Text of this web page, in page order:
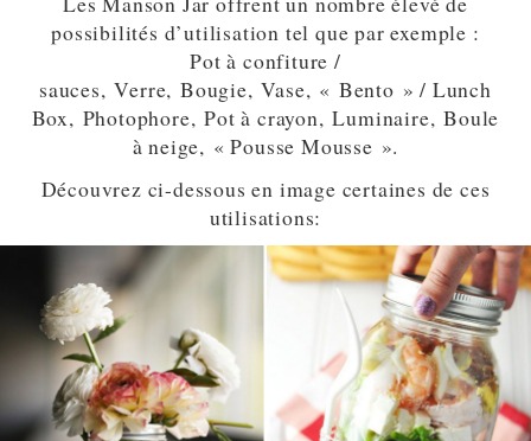
possibilités d’utilisation tel que par exemple :
Pot à confiture /
sauces, Verre, Bougie, Vase, « Bento » / Lunch
Box, Photophore, Pot à crayon, Luminaire, Boule
à neige, « Pousse Mousse ».
Découvrez ci-dessous en image certaines de ces
utilisations: